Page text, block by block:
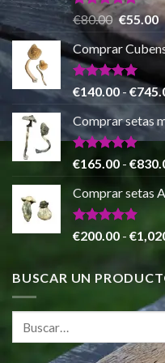
Valorado
con 5.00
de 5
€80.00 El
precio
original
era:
€80.00.
€55.00
Comprar
Valorado
con
5.00
de 5
€140.00-€
Comprar setas
Valorado
de 5
€165.00 - €
Comprar setas
Valorado
€200.00 - €
BUSCAR UN